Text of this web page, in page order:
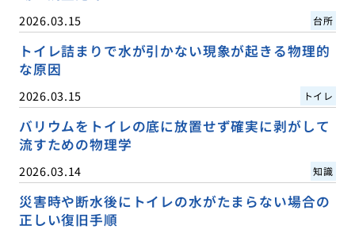
2026.03.15 台所
トイレ詰まりで水が引かない現象が起きる物理的
な原因
2026.03.15 トイレ
バリウムをトイレの底に放置せず確実に剥がして
流すための物理学
2026.03.14 知識
災害時や断水後にトイレの水がたまらない場合の
正しい復旧手順